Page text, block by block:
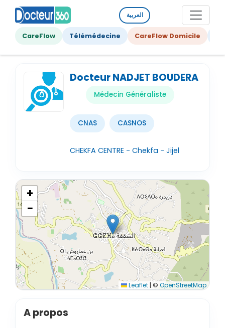
العربية
CareFlow Télémédecine CareFlow Domicile
Docteur NADJET BOUDERA
Médecin Généraliste
CNAS CASNOS
CHEKFA CENTRE - Chekfa - Jijel
+
−
Leaflet | © OpenStreetMap
A propos